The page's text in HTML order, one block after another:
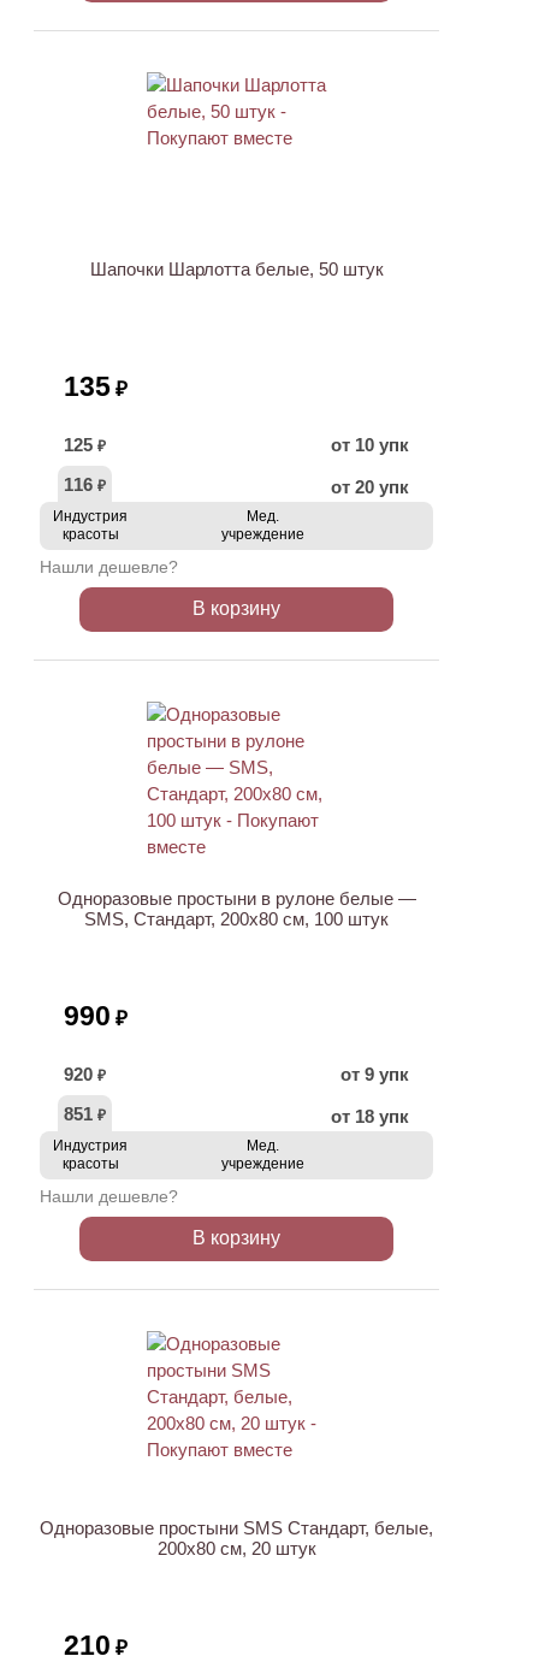
Шапочки Шарлотта белые, 50 штук
135 ₽
125 ₽
от 10 упк
116 ₽ от 20 упк
Индустрия
красоты
Мед.
учреждение
Нашли дешевле?
В корзину
Одноразовые простыни в рулоне белые —
SMS, Стандарт, 200х80 см, 100 штук
990 ₽
920 ₽
от 9 упк
851 ₽ от 18 упк
Индустрия
красоты
Мед.
учреждение
Нашли дешевле?
В корзину
Одноразовые простыни SMS Стандарт, белые,
200х80 см, 20 штук
210 ₽